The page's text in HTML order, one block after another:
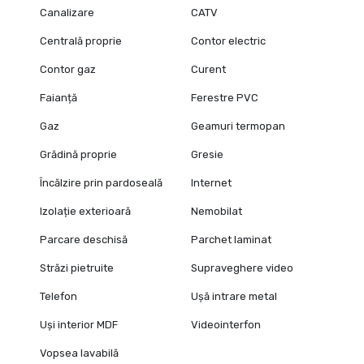
Canalizare CATV
Centrală proprie Contor electric
Contor gaz Curent
Faianță Ferestre PVC
Gaz Geamuri termopan
Grădină proprie Gresie
Încălzire prin pardoseală Internet
Izolație exterioară Nemobilat
Parcare deschisă Parchet laminat
Străzi pietruite Supraveghere video
Telefon Ușă intrare metal
Uși interior MDF Videointerfon
Vopsea lavabilă